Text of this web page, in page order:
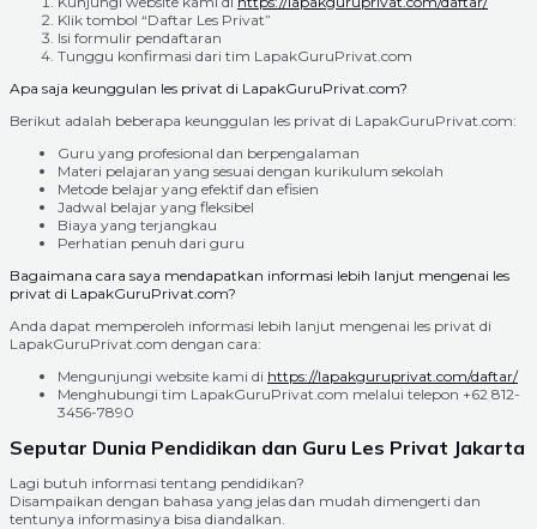
Klik tombol “Daftar Les Privat”
Isi formulir pendaftaran
Tunggu konfirmasi dari tim LapakGuruPrivat.com
Apa saja keunggulan les privat di LapakGuruPrivat.com?
Berikut adalah beberapa keunggulan les privat di LapakGuruPrivat.com:
Guru yang profesional dan berpengalaman
Materi pelajaran yang sesuai dengan kurikulum sekolah
Metode belajar yang efektif dan efisien
Jadwal belajar yang fleksibel
Biaya yang terjangkau
Perhatian penuh dari guru
Bagaimana cara saya mendapatkan informasi lebih lanjut mengenai les
privat di LapakGuruPrivat.com?
Anda dapat memperoleh informasi lebih lanjut mengenai les privat di
LapakGuruPrivat.com dengan cara:
Mengunjungi website kami di https://lapakguruprivat.com/daftar/
Menghubungi tim LapakGuruPrivat.com melalui telepon +62 812-
3456-7890
Seputar Dunia Pendidikan dan Guru Les Privat Jakarta
Lagi butuh informasi tentang pendidikan?
Disampaikan dengan bahasa yang jelas dan mudah dimengerti dan
tentunya informasinya bisa diandalkan.